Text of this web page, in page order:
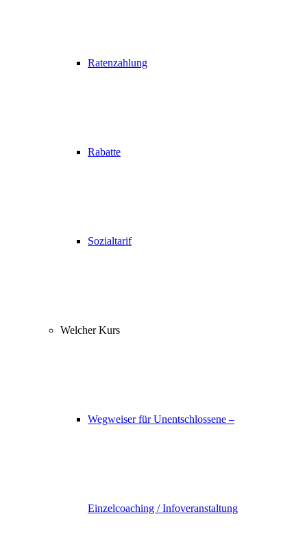
Ratenzahlung
Rabatte
Sozialtarif
Welcher Kurs
Wegweiser für Unentschlossene –
Einzelcoaching / Infoveranstaltung